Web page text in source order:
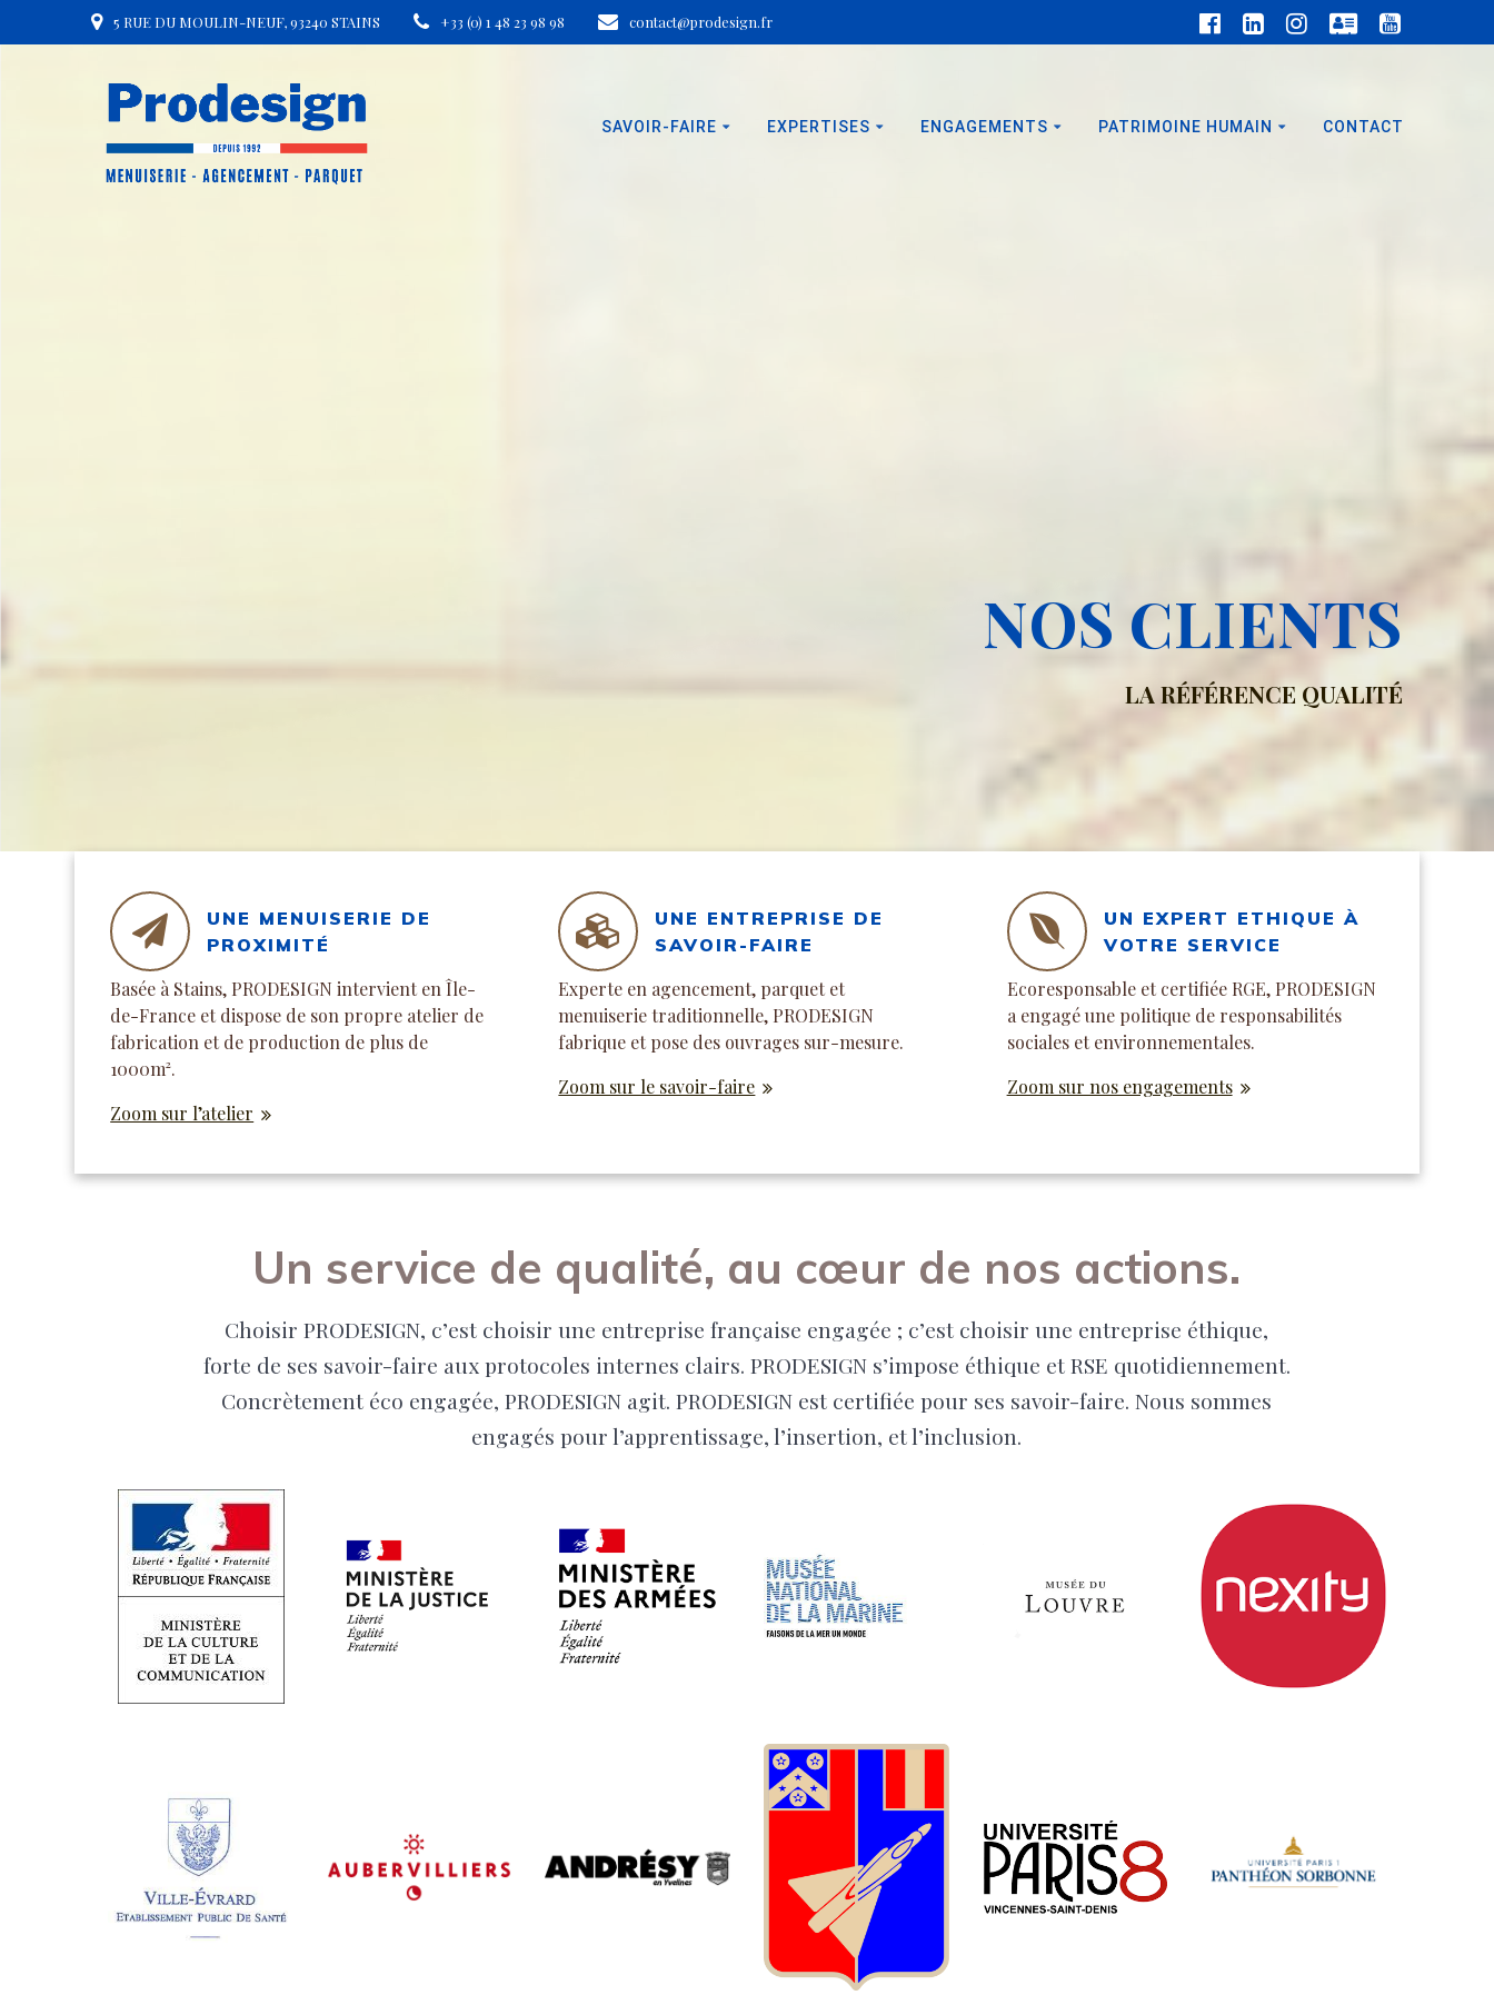
5 RUE DU MOULIN-NEUF, 93240 STAINS +33 (0) 1 48 23 98 98 contact@prodesign.fr
SAVOIR-FAIRE EXPERTISES ENGAGEMENTS PATRIMOINE HUMAIN CONTACT
NOS CLIENTS
LA RÉFÉRENCE QUALITÉ
UNE MENUISERIE DE
PROXIMITÉ
Basée à Stains, PRODESIGN intervient en Île-
de-France et dispose de son propre atelier de
fabrication et de production de plus de
1000m².
Zoom sur l’atelier
UNE ENTREPRISE DE
SAVOIR-FAIRE
Experte en agencement, parquet et
menuiserie traditionnelle, PRODESIGN
fabrique et pose des ouvrages sur-mesure.
Zoom sur le savoir-faire
UN EXPERT ETHIQUE À
VOTRE SERVICE
Ecoresponsable et certifiée RGE, PRODESIGN
a engagé une politique de responsabilités
sociales et environnementales.
Zoom sur nos engagements
Un service de qualité, au cœur de nos actions.
Choisir PRODESIGN, c’est choisir une entreprise française engagée ; c’est choisir une entreprise éthique,
forte de ses savoir-faire aux protocoles internes clairs. PRODESIGN s’impose éthique et RSE quotidiennement.
Concrètement éco engagée, PRODESIGN agit. PRODESIGN est certifiée pour ses savoir-faire. Nous sommes
engagés pour l’apprentissage, l’insertion, et l’inclusion.